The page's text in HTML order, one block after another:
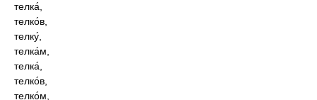
телка́,
телко́в,
телку́,
телка́м,
телка́,
телко́в,
телко́м,